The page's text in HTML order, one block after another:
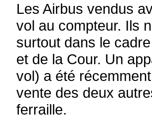
Les Airbus vendus
vol au compteur. Ils
surtout dans le
et de la Cour. Un
vol) a été
vente des deux
ferraille.